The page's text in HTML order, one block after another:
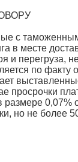
с
в месте
и перегруза,
по факту
просрочки
0,07%
но не более